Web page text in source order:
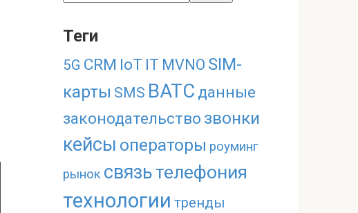
Теги
5G CRM IoT IT MVNO SIM-
карты SMS ВАТС данные
законодательство звонки
кейсы операторы роуминг
рынок связьтелефония
технологии тренды